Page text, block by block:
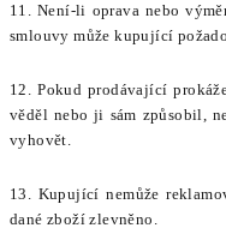
11. Není-li oprava nebo
smlouvy může kupující
12. Pokud prodávající
věděl nebo ji sám způsobil,
vyhovět.
13. Kupující nemůže
dané zboží zlevněno.